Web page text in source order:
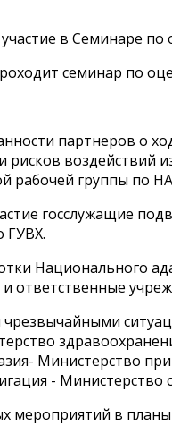
семинар по
партнеров о
воздействий
рабочей группы по
госслужащие
ГУВХ.
Национального
ответственные
Министерство
- Министерство
мероприятий в